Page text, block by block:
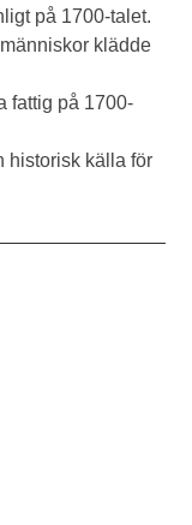
på 1700-talet.
klädde
fattig på 1700-
historisk källa för